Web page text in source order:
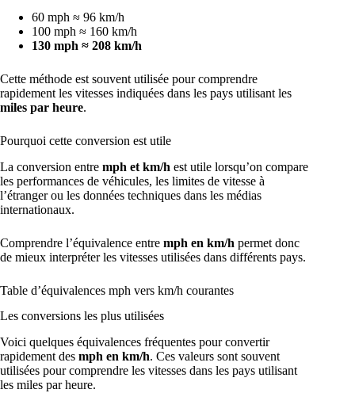
60 mph ≈ 96 km/h
100 mph ≈ 160 km/h
130 mph ≈ 208 km/h
Cette méthode est souvent utilisée pour comprendre
rapidement les vitesses indiquées dans les pays utilisant les
miles par heure.
Pourquoi cette conversion est utile
La conversion entre mph et km/h est utile lorsqu’on compare
les performances de véhicules, les limites de vitesse à
l’étranger ou les données techniques dans les médias
internationaux.
Comprendre l’équivalence entre mph en km/h permet donc
de mieux interpréter les vitesses utilisées dans différents pays.
Table d’équivalences mph vers km/h courantes
Les conversions les plus utilisées
Voici quelques équivalences fréquentes pour convertir
rapidement des mph en km/h. Ces valeurs sont souvent
utilisées pour comprendre les vitesses dans les pays utilisant
les miles par heure.